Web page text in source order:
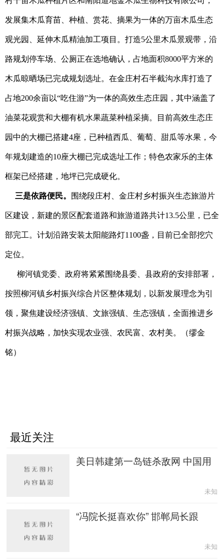
发展集木瓜育苗、种植、赏花、摘果为一体的万亩木瓜生态
观光园、延伸木瓜精油加工项目。打造5公里木瓜景观带，沿
路规划停车场、公厕正在选地确认，占地面积8000平方米的
木瓜晾晒场已完成规划选址。在金庄村石半截沟水库打造了
占地200余亩以“吃住游”为一体的高效生态庄园，其中涵盖了
油菜花观赏和大棚有机水果蔬菜种植采摘。目前高效生态庄
园中的大棚已搭建4座，已种植西瓜、葡萄、甜瓜等水果，今
年规划建造的10座大棚已完成选址工作；特色农家乐的主体
框架已经搭建，地坪已完成硬化。
三是依路便民。 围绕段庄村、金庄村乡村振兴生态旅游片
区建设，新建的景区配套道路和旅游道路共计13.5公里，已全
部完工。计划沿路安装太阳能路灯1100盏，目前已全部挖穴
定位。
柳河镇党委、政府将紧紧围绕县委、县政府的安排部署，
按照柳河镇乡村振兴综合片区整体规划，以新发展理念为引
领，聚焦建设经济强镇、文旅强镇、生态强镇，全面推进乡
村振兴战略，加快实现农业强、农民富、农村美。（缪金
铭）
最近关注
美日韩建第一岛链杀敌网 中国用
未知
“冯院长挺喜欢你” 邯郸局长跟
未知